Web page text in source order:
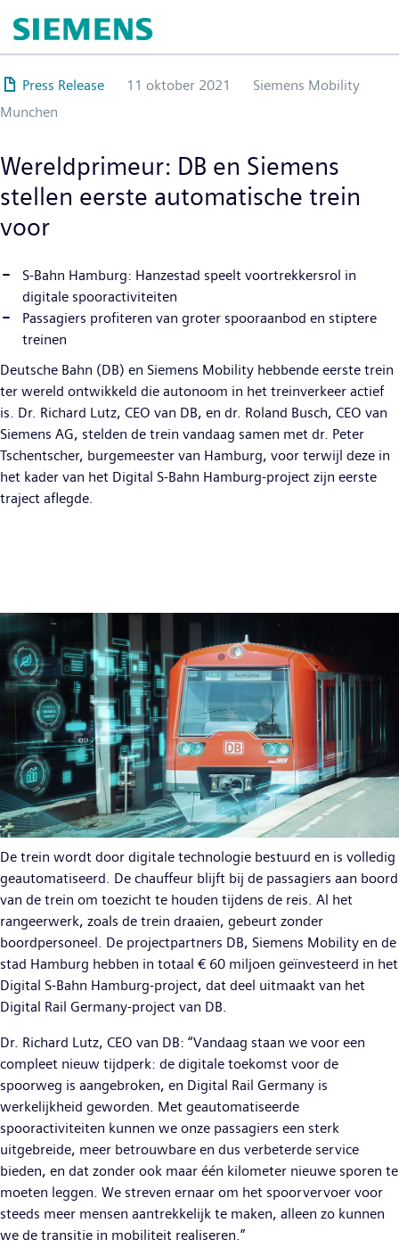
en
naar
de
inhoud
gaan
Press Release 11 oktober 2021
Siemens Mobility
Munchen
Wereldprimeur: DB en Siemens
stellen eerste automatische trein
voor
S-Bahn Hamburg: Hanzestad speelt voortrekkersrol in
digitale spooractiviteiten
Passagiers profiteren van groter spooraanbod en stiptere
treinen
Deutsche Bahn (DB) en Siemens Mobility hebbende eerste trein
ter wereld ontwikkeld die autonoom in het treinverkeer actief
is. Dr. Richard Lutz, CEO van DB, en dr. Roland Busch, CEO van
Siemens AG, stelden de trein vandaag samen met dr. Peter
Tschentscher, burgemeester van Hamburg, voor terwijl deze in
het kader van het Digital S-Bahn Hamburg-project zijn eerste
traject aflegde.
De trein wordt door digitale technologie bestuurd en is volledig
geautomatiseerd. De chauffeur blijft bij de passagiers aan boord
van de trein om toezicht te houden tijdens de reis. Al het
rangeerwerk, zoals de trein draaien, gebeurt zonder
boordpersoneel. De projectpartners DB, Siemens Mobility en de
stad Hamburg hebben in totaal € 60 miljoen geïnvesteerd in het
Digital S-Bahn Hamburg-project, dat deel uitmaakt van het
Digital Rail Germany-project van DB.
Dr. Richard Lutz, CEO van DB: “Vandaag staan we voor een
compleet nieuw tijdperk: de digitale toekomst voor de
spoorweg is aangebroken, en Digital Rail Germany is
werkelijkheid geworden. Met geautomatiseerde
spooractiviteiten kunnen we onze passagiers een sterk
uitgebreide, meer betrouwbare en dus verbeterde service
bieden, en dat zonder ook maar één kilometer nieuwe sporen te
moeten leggen. We streven ernaar om het spoorvervoer voor
steeds meer mensen aantrekkelijk te maken, alleen zo kunnen
we de transitie in mobiliteit realiseren.”